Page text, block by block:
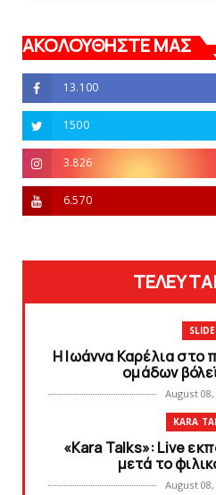
ΑΚΟΛΟΥΘΗΣΤΕ ΜΑΣ
13.100
1500
3.826
6.570
SLIDE
Η Ιωάννα Καρέλια στο
ομάδων
August
KARA
«Kara Talks»: Live
μετά το
August